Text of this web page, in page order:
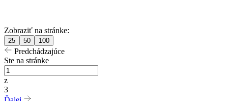
Zobraziť na stránke:
25 50 100
Predchádzajúce
Ste na stránke
z
3